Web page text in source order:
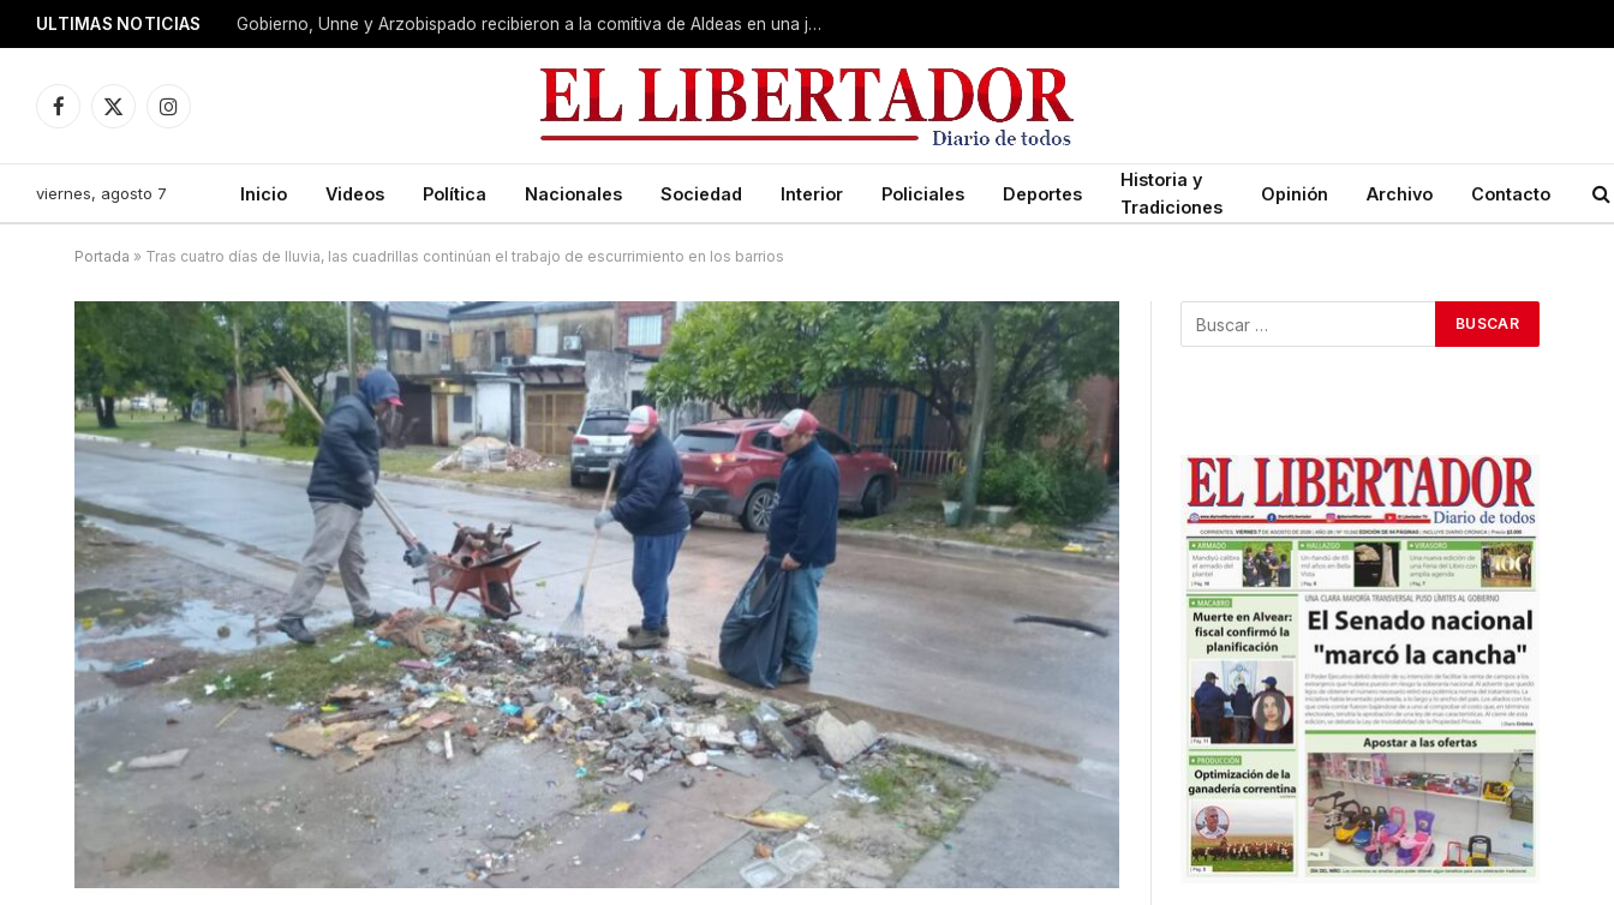
ULTIMAS NOTICIAS Gobierno, Unne y Arzobispado recibieron a la comitiva de Aldeas en una jornada de reuniones estratégicas
Facebook
X
Instagram
viernes, agosto 7 Inicio Videos Política Nacionales Sociedad Interior Policiales Deportes
Historia y
Tradiciones
Opinión Archivo Contacto
Portada » Tras cuatro días de lluvia, las cuadrillas continúan el trabajo de escurrimiento en los barrios